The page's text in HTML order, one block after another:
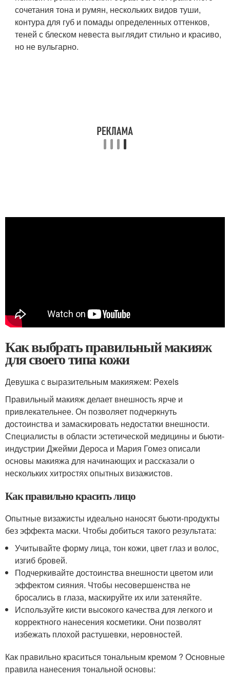
сочетания тона и румян, нескольких видов туши,
контура для губ и помады определенных оттенков,
теней с блеском невеста выглядит стильно и красиво,
но не вульгарно.
Как выбрать правильный макияж
для своего типа кожи
Девушка с выразительным макияжем: Pexels
Правильный макияж делает внешность ярче и
привлекательнее. Он позволяет подчеркнуть
достоинства и замаскировать недостатки внешности.
Специалисты в области эстетической медицины и бьюти-
индустрии Джейми Дероса и Мария Гомез описали
основы макияжа для начинающих и рассказали о
нескольких хитростях опытных визажистов.
Как правильно красить лицо
Опытные визажисты идеально наносят бьюти-продукты
без эффекта маски. Чтобы добиться такого результата:
Учитывайте форму лица, тон кожи, цвет глаз и волос,
изгиб бровей.
Подчеркивайте достоинства внешности цветом или
эффектом сияния. Чтобы несовершенства не
бросались в глаза, маскируйте их или затеняйте.
Используйте кисти высокого качества для легкого и
корректного нанесения косметики. Они позволят
избежать плохой растушевки, неровностей.
Как правильно краситься тональным кремом ? Основные
правила нанесения тональной основы: